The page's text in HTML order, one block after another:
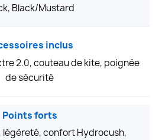
Black/Mustard
inclus
2.0, couteau de kite, poignée
de sécurité
Points forts
légèreté, confort Hydrocush,